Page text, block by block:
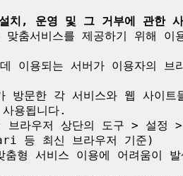
치, 운영 및 그 거부에 관한
춤서비스를 제공하기 위해
이용되는 서버가 이용자의
문한 각 서비스와 웹 사이트
용됩니다.
라우저 상단의 도구 > 설정
등 최신 브라우저 기준)
형 서비스 이용에 어려움이